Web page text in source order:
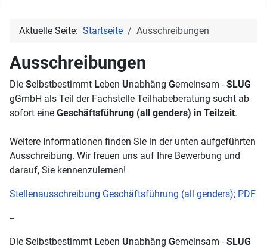
Aktuelle Seite: Startseite Ausschreibungen
Ausschreibungen
Die Selbstbestimmt Leben Unabhäng Gemeinsam -SLUG
gGmbH als Teil der Fachstelle Teilhabeberatung sucht ab
sofort eine Geschäftsführung (all genders) in Teilzeit.
Weitere Informationen finden Sie in der unten aufgeführten
Ausschreibung. Wir freuen uns auf Ihre Bewerbung und
darauf, Sie kennenzulernen!
Stellenausschreibung Geschäftsführung (all genders); PDF
--
Die Selbstbestimmt Leben Unabhäng Gemeinsam -SLUG